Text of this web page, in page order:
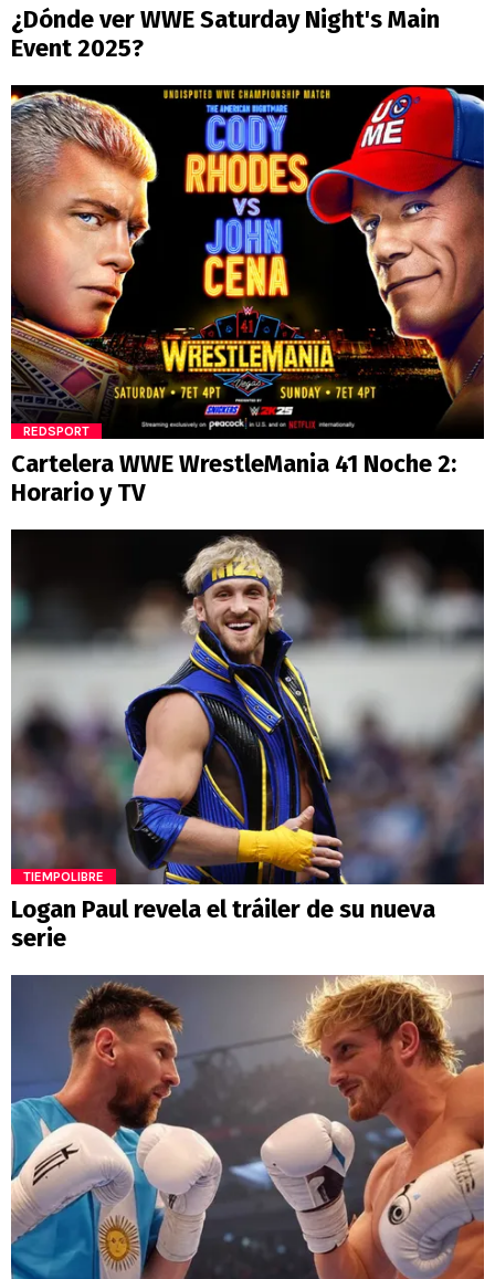
¿Dónde ver WWE Saturday Night's Main
Event 2025?
REDSPORT
Cartelera WWE WrestleMania 41 Noche 2:
Horario y TV
TIEMPOLIBRE
Logan Paul revela el tráiler de su nueva
serie